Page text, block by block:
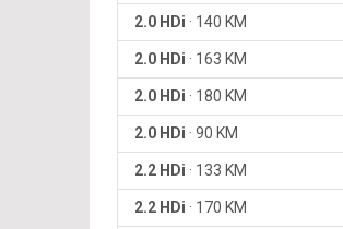
2.0 HDi · 140 KM
2.0 HDi · 163 KM
2.0 HDi · 180 KM
2.0 HDi · 90 KM
2.2 HDi · 133 KM
2.2 HDi · 170 KM